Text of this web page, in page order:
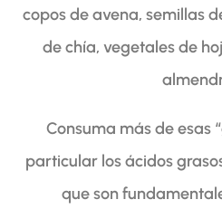
copos de avena, semillas
de chía, vegetales de
Consuma más de esas
particular los ácidos
que son